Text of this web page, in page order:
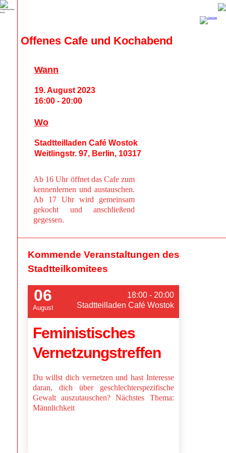
Offenes Cafe und Kochabend
Ab 16 Uhr öffnet das Cafe zum
kennenlernen und austauschen.
Ab 17 Uhr wird gemeinsam
gekocht und anschließend
gegessen.
Wann
19. August 2023
16:00 - 20:00
Wo
Stadtteilladen Café Wostok
Weitlingstr. 97, Berlin, 10317
Kommende Veranstaltungen des
Stadtteilkomitees
06
August
18:00 - 20:00
Stadtteilladen Café Wostok
Feministisches
Vernetzungstreffen
Du willst dich vernetzen und hast Interesse
daran, dich über geschlechterspezifische
Gewalt auszutauschen? Nächstes Thema:
Männlichkeit